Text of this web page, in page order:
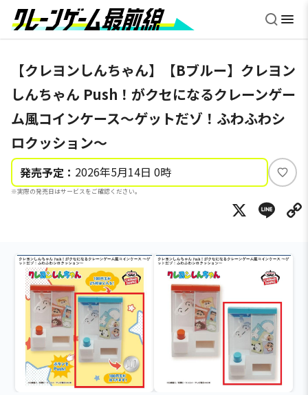
【クレヨンしんちゃん】【Bブルー】クレヨン
しんちゃん Push！がクセになるクレーンゲー
ム風コインケース〜ゲットだゾ！ふわふわシ
ロクッション〜
発売予定： 2026年5月14日 0時
※実際の発売日はサービスをご確認ください。
い
ね
X